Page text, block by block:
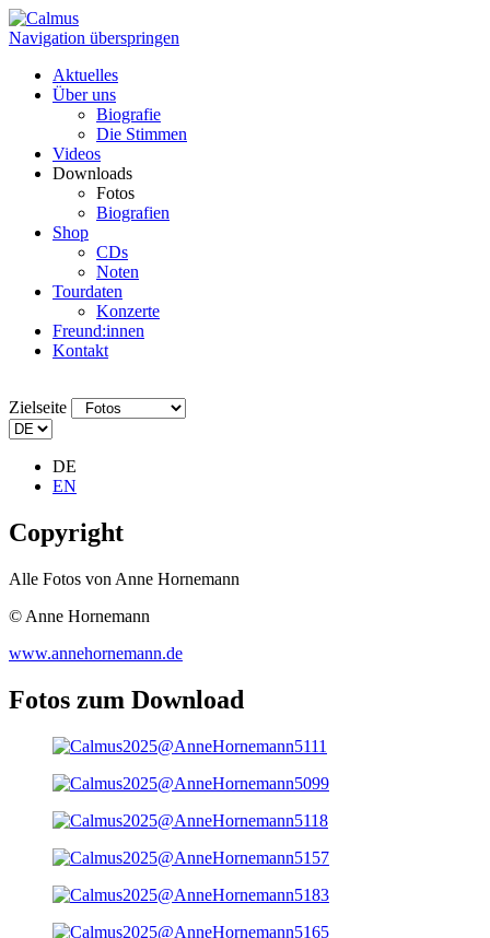
Navigation überspringen
Aktuelles
Über uns
Biografie
Die Stimmen
Videos
Downloads
Fotos
Biografien
Shop
CDs
Noten
Tourdaten
Konzerte
Freund:innen
Kontakt
Zielseite
DE
EN
Copyright
Alle Fotos von Anne Hornemann
© Anne Hornemann
www.annehornemann.de
Fotos zum Download